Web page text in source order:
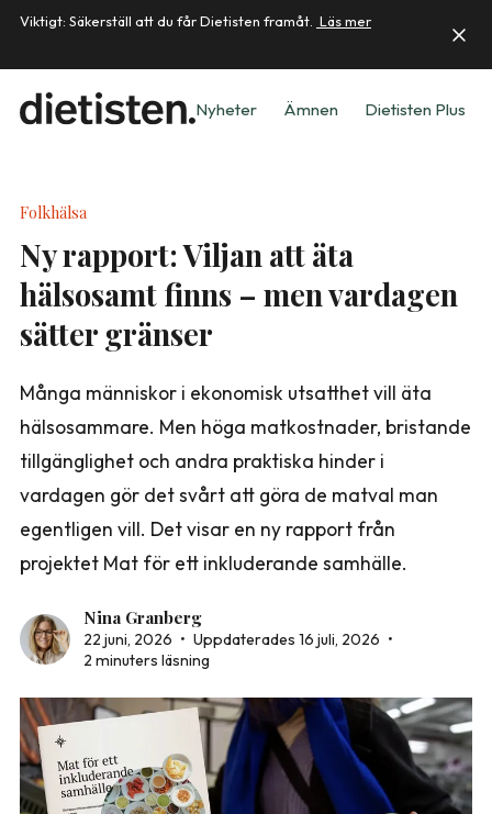
Viktigt: Säkerställ att du får Dietisten framåt. Läs mer
Nyheter Ämnen Dietisten Plus
Folkhälsa
Ny rapport: Viljan att äta
hälsosamt finns – men vardagen
sätter gränser
Många människor i ekonomisk utsatthet vill äta
hälsosammare. Men höga matkostnader, bristande
tillgänglighet och andra praktiska hinder i
vardagen gör det svårt att göra de matval man
egentligen vill. Det visar en ny rapport från
projektet Mat för ett inkluderande samhälle.
Nina Granberg
22 juni, 2026 • Uppdaterades 16 juli, 2026 •
2 minuters läsning